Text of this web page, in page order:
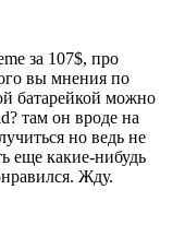
за 107$, про
вы мнения по
батарейкой можно
там он вроде на
но ведь не
еще какие-нибудь
Жду.